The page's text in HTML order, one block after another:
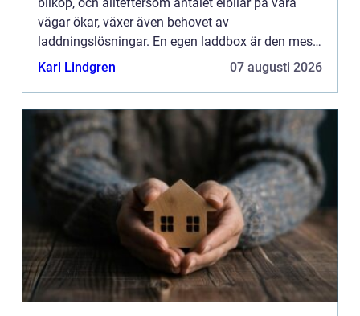
vägar ökar, växer även behovet av
laddningslösningar. En egen laddbox är den mest
eff...
Karl Lindgren 07 augusti 2026